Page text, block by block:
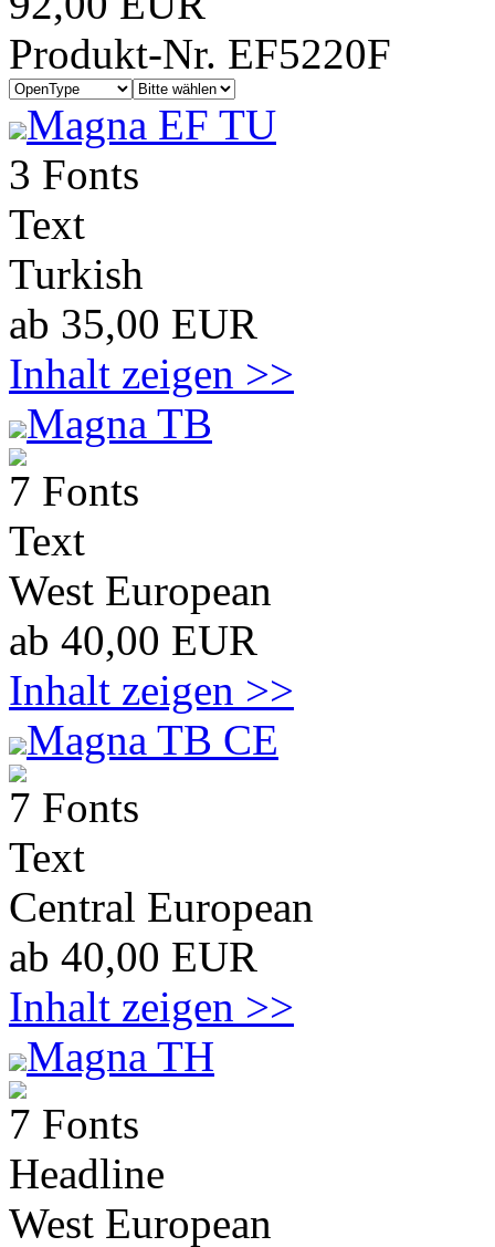
Produkt-Nr. EF5220F
Magna EF TU
3 Fonts
Text
Turkish
ab 35,00 EUR
Inhalt zeigen >>
Magna TB
7 Fonts
Text
West European
ab 40,00 EUR
Inhalt zeigen >>
Magna TB CE
7 Fonts
Text
Central European
ab 40,00 EUR
Inhalt zeigen >>
Magna TH
7 Fonts
Headline
West European